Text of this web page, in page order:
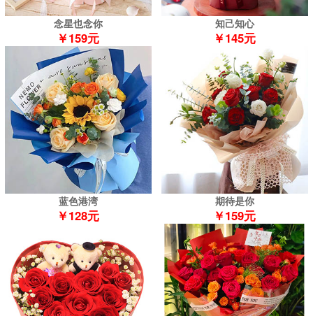
念星也念你
￥159元
知己知心
￥145元
蓝色港湾
￥128元
期待是你
￥159元